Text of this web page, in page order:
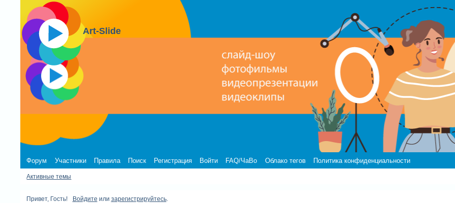
Art-Slide
Форум Участники Правила Поиск Регистрация Войти FAQ/ЧаВо Облако тегов Политика конфиденциальности
Активные темы
Привет, Гость! Войдите или зарегистрируйтесь.